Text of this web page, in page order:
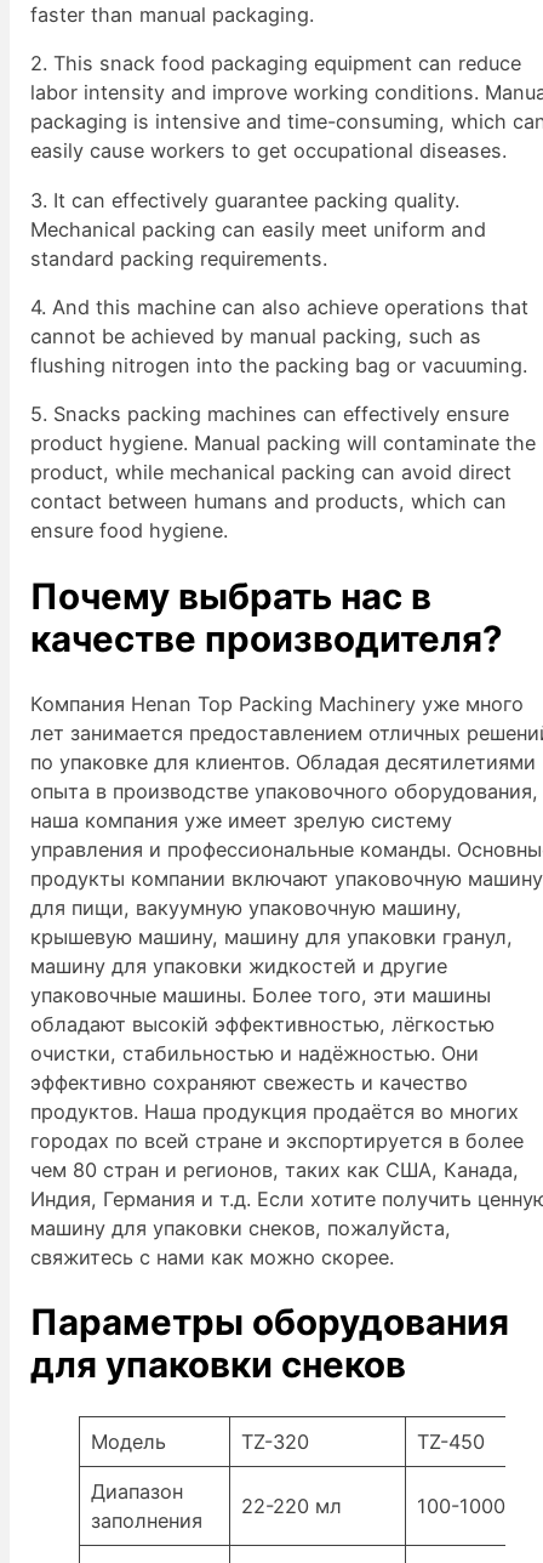
faster than manual packaging.
2. This snack food packaging equipment can reduce
labor intensity and improve working conditions.
packaging is intensive and time-consuming, which
easily cause workers to get occupational diseases.
3. It can effectively guarantee packing quality.
Mechanical packing can easily meet uniform and
standard packing requirements.
4. And this machine can also achieve operations that
cannot be achieved by manual packing, such as
flushing nitrogen into the packing bag or vacuuming.
5. Snacks packing machines can effectively ensure
product hygiene. Manual packing will contaminate the
product, while mechanical packing can avoid direct
contact between humans and products, which can
ensure food hygiene.
Почему выбрать нас в
качестве производителя?
Компания Henan Top Packing Machinery уже много
лет занимается предоставлением отличных
по упаковке для клиентов. Обладая десятилетиями
опыта в производстве упаковочного оборудования,
наша компания уже имеет зрелую систему
управления и профессиональные команды.
продукты компании включают упаковочную машину
для пищи, вакуумную упаковочную машину,
крышевую машину, машину для упаковки гранул,
машину для упаковки жидкостей и другие
упаковочные машины. Более того, эти машины
обладают высокій эффективностью, лёгкостью
очистки, стабильностью и надёжностью. Они
эффективно сохраняют свежесть и качество
продуктов. Наша продукция продаётся во многих
городах по всей стране и экспортируется в более
чем 80 стран и регионов, таких как США, Канада,
Индия, Германия и т.д. Если хотите получить
машину для упаковки снеков, пожалуйста,
свяжитесь с нами как можно скорее.
Параметры оборудования
для упаковки снеков
Модель TZ-320 TZ-450
Диапазон
заполнения
22-220 мл 100-1000 г